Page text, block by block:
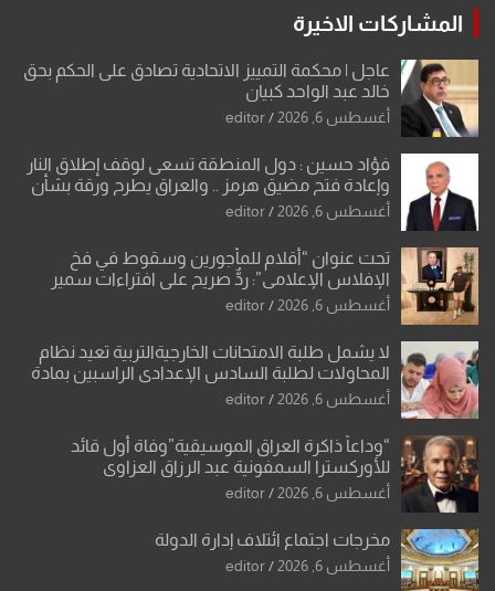
المشاركات الاخيرة
عاجل | محكمة التمييز الاتحادية تصادق على الحكم بحق
خالد عبد الواحد كبيان
أغسطس 6, 2026 editor
فؤاد حسين : دول المنطقة تسعى لوقف إطلاق النار
وإعادة فتح مضيق هرمز .. والعراق يطرح ورقة بشأن
تحولات القدس
أغسطس 6, 2026 editor
تحت عنوان “أقلام للمأجورين وسقوط في فخ
الإفلاس الإعلامي”: ردٌّ صريح على افتراءات سمير
الشكرجي
أغسطس 6, 2026 editor
لا يشمل طلبة الامتحانات الخارجيةالتربية تعيد نظام
المحاولات لطلبة السادس الإعدادي الراسبين بمادة
أو مادتين
أغسطس 6, 2026 editor
“وداعاً ذاكرة العراق الموسيقية”وفاة أول قائد
للأوركسترا السمفونية عبد الرزاق العزاوي
أغسطس 6, 2026 editor
مخرجات اجتماع ائتلاف إدارة الدولة
أغسطس 6, 2026 editor